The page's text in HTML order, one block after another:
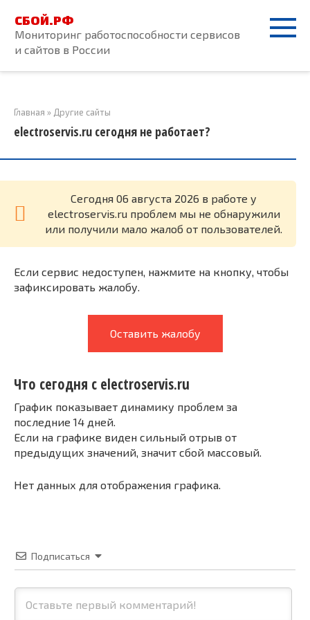
контенту
СБОЙ.РФ
Мониторинг работоспособности сервисов
и сайтов в России
Главная » Другие сайты
electroservis.ru сегодня не работает?
Cегодня 06 августа 2026 в работе у
electroservis.ru проблем мы не обнаружили
или получили мало жалоб от пользователей.
Если сервис недоступен, нажмите на кнопку, чтобы
зафиксировать жалобу.
Оставить жалобу
Что сегодня с electroservis.ru
График показывает динамику проблем за
последние 14 дней.
Если на графике виден сильный отрыв от
предыдущих значений, значит сбой массовый.
Нет данных для отображения графика.
Подписаться